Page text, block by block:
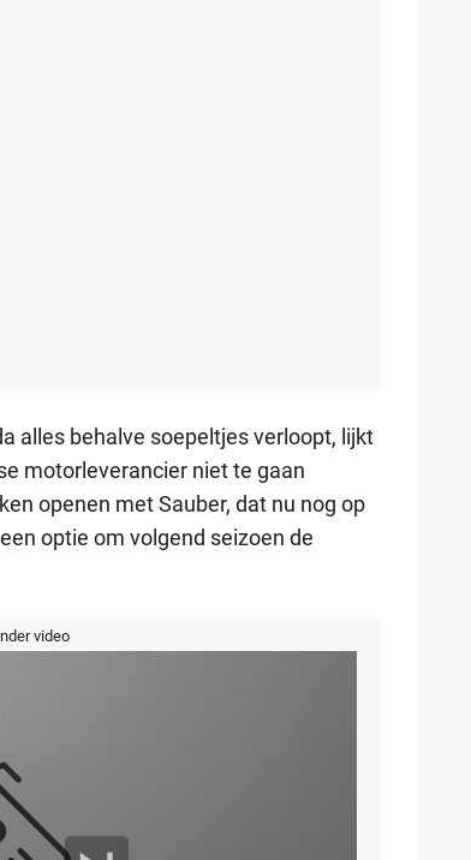
alles behalve soepeltjes verloopt, lijkt
motorleverancier niet te gaan
openen met Sauber, dat nu nog op
optie om volgend seizoen de
video